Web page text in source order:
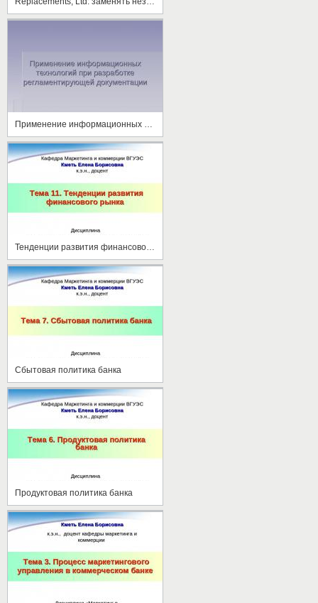
Сбытовая политика банка
Продуктовая политика банка